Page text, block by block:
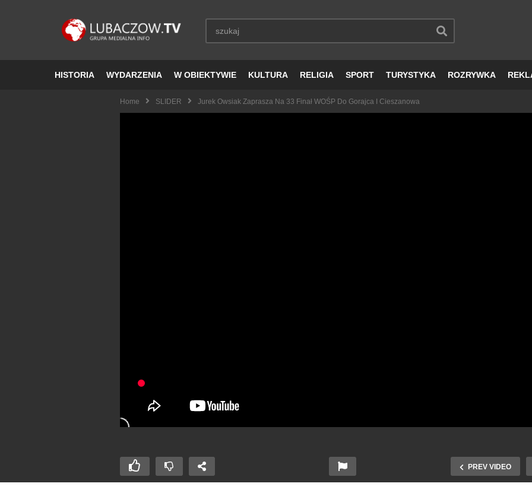
HISTORIA WYDARZENIA W OBIEKTYWIE KULTURA RELIGIA SPORT TURYSTYKA ROZRYWKA
Home SLIDER Jurek Owsiak Zaprasza Na 33 Finał WOŚP Do Gorajca I Cieszanowa
PREV VIDEO